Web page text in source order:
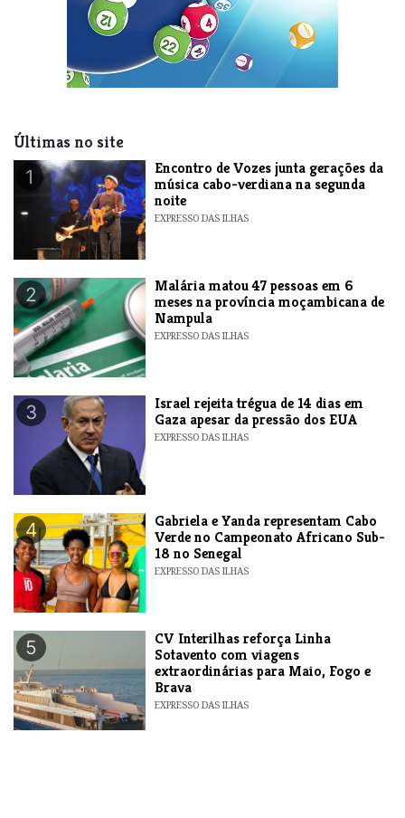
Últimas no site
1
Encontro de Vozes junta gerações da
música cabo-verdiana na segunda
noite
EXPRESSO DAS ILHAS
2
​Malária matou 47 pessoas em 6
meses na província moçambicana de
Nampula
EXPRESSO DAS ILHAS
3
​Israel rejeita trégua de 14 dias em
Gaza apesar da pressão dos EUA
EXPRESSO DAS ILHAS
4
Gabriela e Yanda representam Cabo
Verde no Campeonato Africano Sub-
18 no Senegal
EXPRESSO DAS ILHAS
5
​CV Interilhas reforça Linha
Sotavento com viagens
extraordinárias para Maio, Fogo e
Brava
EXPRESSO DAS ILHAS